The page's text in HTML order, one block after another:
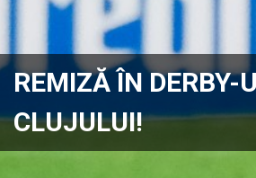
REMIZĂ ÎN DERBY-
CLUJULUI!